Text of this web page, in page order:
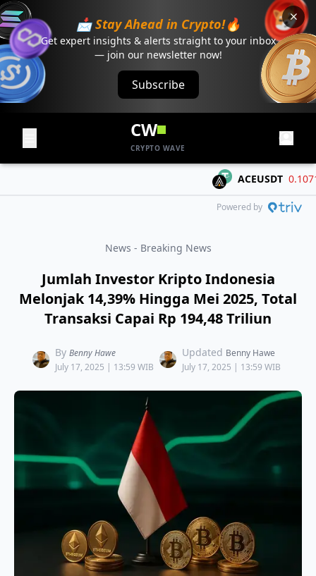
📩 Stay Ahead in Crypto!🔥
Get expert insights & alerts straight to your inbox
— join our newsletter now!
Subscribe
CW
CRYPTO WAVE
ACEUSDT 0.1071 -
Powered by
News - Breaking News
Jumlah Investor Kripto Indonesia
Melonjak 14,39% Hingga Mei 2025, Total
Transaksi Capai Rp 194,48 Triliun
By Benny Hawe
July 17, 2025 | 13:59 WIB
Updated Benny Hawe
July 17, 2025 | 13:59 WIB